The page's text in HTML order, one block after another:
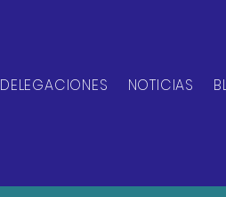
DELEGACIONES NOTICIAS